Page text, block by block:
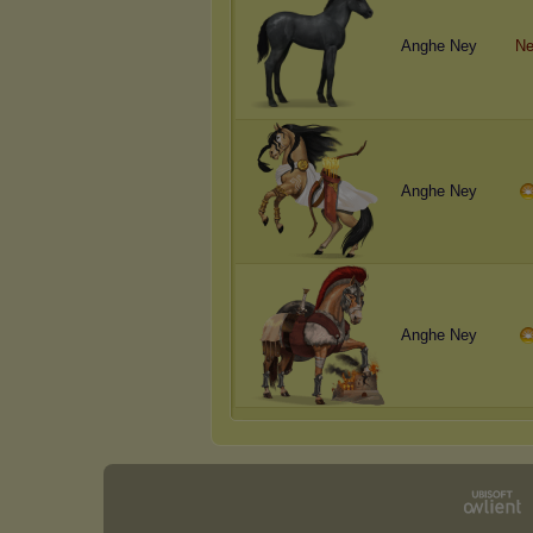
Anghe Ney
Anghe Ney
Anghe Ney